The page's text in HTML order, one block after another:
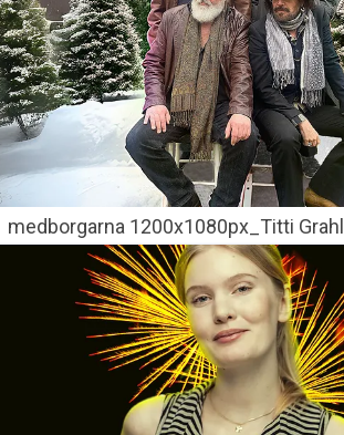
medborgarna 1200x1080px_Titti